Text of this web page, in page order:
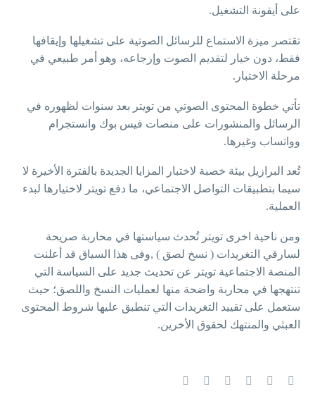
على أيقونة التشغيل.
تقتصر ميزة الاستماع للرسائل الصوتية على تشغيلها وإيقافها
فقط، دون خيار لتقديم الصوت وإرجاعه، وهو أمر طبيعي في
مرحلة الاختبار.
تأتي خطوة المحتوى الصوتي من تويتر بعد سنوات لظهوره في
الرسائل والمنشورات على منصات فيس بوك وانستجرام
وواتساب وغيرها.
تُعد البرازيل بيئة خصبة لاختبار المزايا الجديدة بالفترة الأخيرة لا
سيما بتطبيقات التواصل الاجتماعي، ما دفع تويتر لاختيارها لبدء
العملية.
ومن ناحية اخرى تويتر تُحدث سياستها في محاربة صريحة
لسارقي التغريدات ( نسخ لصق ) ,وفى هذا السياق قد أعلنت
المنصة الاجتماعية تويتر عن تحديث جديد على السياسة التي
تنتهجها في محاربة واضحة منها لعمليات النسخ واللصق؛ حيث
ستعمل على تقييد التغريدات التي تنطبق عليها شروط المحتوى
العبثي والمنتهك لحقوق الأخرين.